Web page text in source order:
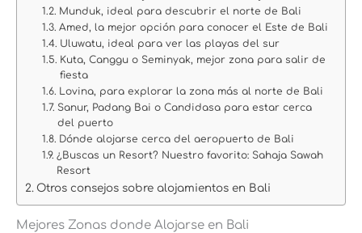
Munduk, ideal para descubrir el norte de Bali
Amed, la mejor opción para conocer el Este de Bali
Uluwatu, ideal para ver las playas del sur
Kuta, Canggu o Seminyak, mejor zona para salir de
fiesta
Lovina, para explorar la zona más al norte de Bali
Sanur, Padang Bai o Candidasa para estar cerca
del puerto
Dónde alojarse cerca del aeropuerto de Bali
¿Buscas un Resort? Nuestro favorito: Sahaja Sawah
Resort
Otros consejos sobre alojamientos en Bali
Mejores Zonas donde Alojarse en Bali